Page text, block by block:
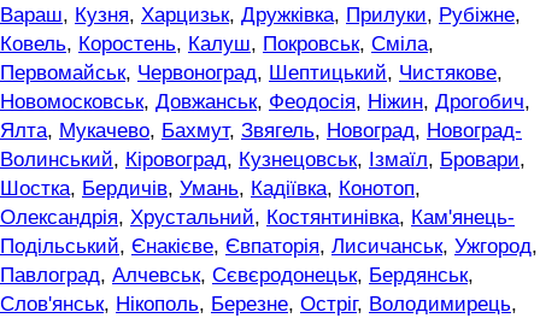
Вараш, Кузня, Харцизьк, Дружківка, Прилуки, Рубіжне,
Ковель, Коростень, Калуш, Покровськ, Сміла,
Первомайськ, Червоноград, Шептицький, Чистякове,
Новомосковськ, Довжанськ, Феодосія, Ніжин, Дрогобич,
Ялта, Мукачево, Бахмут, Звягель, Новоград, Новоград-
Волинський, Кіровоград, Кузнецовськ, Ізмаїл, Бровари,
Шостка, Бердичів, Умань, Кадіївка, Конотоп,
Олександрія, Хрустальний, Костянтинівка, Кам'янець-
Подільський, Єнакієве, Євпаторія, Лисичанськ, Ужгород,
Павлоград, Алчевськ, Сєвєродонецьк, Бердянськ,
Слов'янськ, Нікополь, Березне, Остріг, Володимирець,